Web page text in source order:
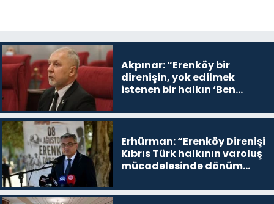
Akpınar: “Erenköy bir
direnişin, yok edilmek
istenen bir halkın ‘Ben
devam edeceğim’ dediği
Erhürman: “Erenköy Direnişi
Kıbrıs Türk halkının varoluş
mücadelesinde dönüm